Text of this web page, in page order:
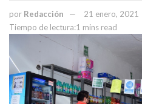
por Redacción
21 enero, 2021
Tiempo de lectura:1 mins read